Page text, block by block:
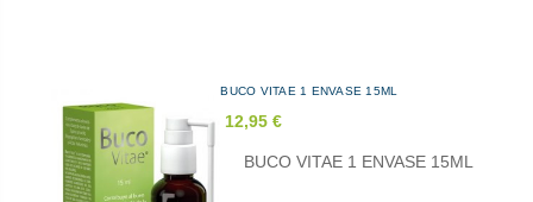
BUCO VITAE 1 ENVASE 15ML
12,95 €
BUCO VITAE 1 ENVASE 15ML